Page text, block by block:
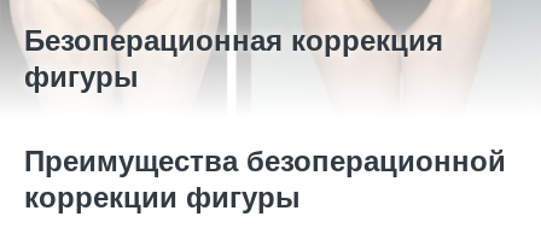
Безоперационная коррекция
фигуры
Преимущества безоперационной
коррекции фигуры